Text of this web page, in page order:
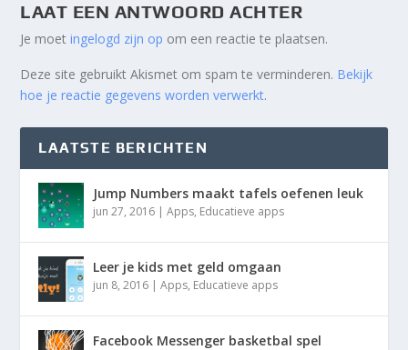
LAAT EEN ANTWOORD ACHTER
Je moetingelogd zijn op om een reactie te plaatsen.
Deze site gebruikt Akismet om spam te verminderen. Bekijk
hoe je reactie gegevens worden verwerkt.
LAATSTE BERICHTEN
Jump Numbers maakt tafels oefenen leuk
jun 27, 2016 |Apps, Educatieve apps
Leer je kids met geld omgaan
jun 8, 2016 |Apps, Educatieve apps
Facebook Messenger basketbal spel